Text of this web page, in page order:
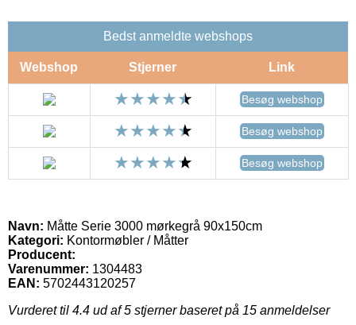
Bedst anmeldte webshops
Webshop Stjerner Link
Besøg webshop
Besøg webshop
Besøg webshop
Navn: Måtte Serie 3000 mørkegrå 90x150cm
Kategori: Kontormøbler / Måtter
Producent:
Varenummer: 1304483
EAN: 5702443120257
Vurderet til 4.4 ud af 5 stjerner baseret på 15 anmeldelser